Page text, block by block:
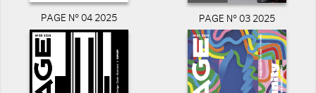
PAGE N° 04 2025 PAGE N° 03 2025